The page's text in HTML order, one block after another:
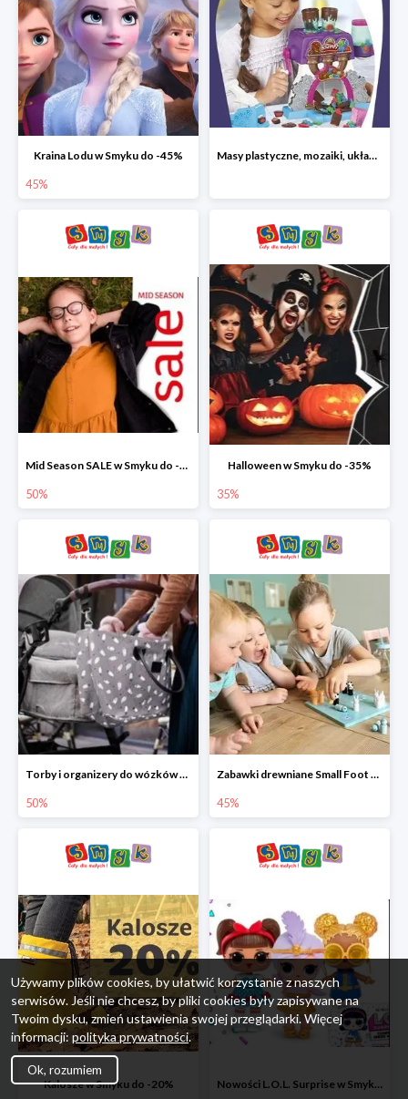
Kraina Lodu w Smyku do -45%
45%
Masy plastyczne, mozaiki, układanki do -45%
Mid Season SALE w Smyku do -50%
50%
Halloween w Smyku do -35%
35%
Torby i organizery do wózków w Smyku do -50%
50%
Zabawki drewniane Small Foot do -45%
45%
Kalosze w Smyku do -20% Nowości L.O.L. Surprise w Smyku do -45%
Używamy plików cookies, by ułatwić korzystanie z naszych
serwisów. Jeśli nie chcesz, by pliki cookies były zapisywane na
Twoim dysku, zmień ustawienia swojej przeglądarki. Więcej
informacji: polityka prywatności.
Ok, rozumiem